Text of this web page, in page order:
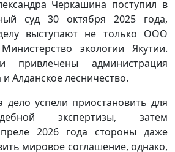
Черкашина поступил в
суд 30 октября 2025 года,
выступают не только ООО
экологии Якутии.
привлечены администрация
Алданское лесничество.
дело успели приостановить для
экспертизы, затем
2026 года стороны даже
мировое соглашение, однако,